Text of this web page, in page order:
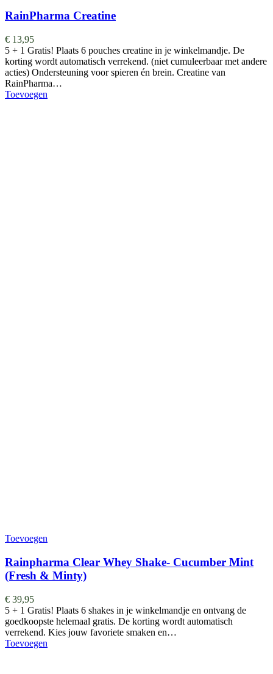
RainPharma Creatine
€ 13,95
5 + 1 Gratis! Plaats 6 pouches creatine in je winkelmandje. De
korting wordt automatisch verrekend. (niet cumuleerbaar met andere
acties) Ondersteuning voor spieren én brein. Creatine van
RainPharma…
Toevoegen
Toevoegen
Rainpharma Clear Whey Shake- Cucumber Mint
(Fresh & Minty)
€ 39,95
5 + 1 Gratis! Plaats 6 shakes in je winkelmandje en ontvang de
goedkoopste helemaal gratis. De korting wordt automatisch
verrekend. Kies jouw favoriete smaken en…
Toevoegen